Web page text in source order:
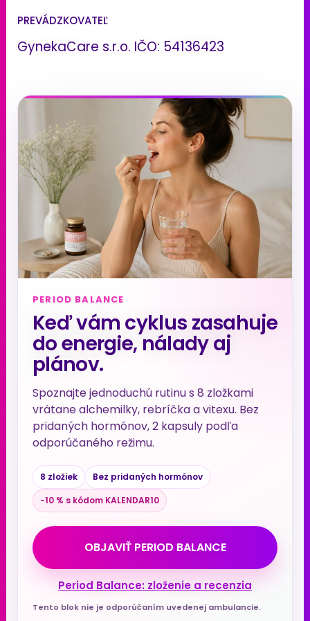
PREVÁDZKOVATEĽ
GynekaCare s.r.o. IČO: 54136423
PERIOD BALANCE
Keď vám cyklus zasahuje
do energie, nálady aj
plánov.
Spoznajte jednoduchú rutinu s 8 zložkami
vrátane alchemilky, rebríčka a vitexu. Bez
pridaných hormónov, 2 kapsuly podľa
odporúčaného režimu.
8 zložiek
Bez pridaných hormónov
−10 % s kódom KALENDAR10
OBJAVIŤ PERIOD BALANCE
Period Balance: zloženie a recenzia
Tento blok nie je odporúčaním uvedenej ambulancie.